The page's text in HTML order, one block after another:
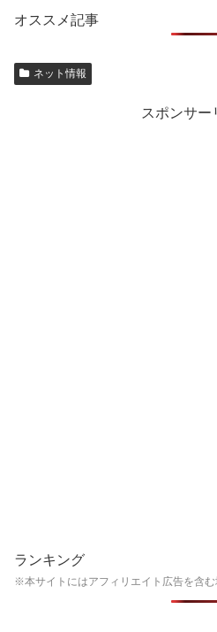
オススメ記事
ネット情報
スポンサー
ランキング
※本サイトにはアフィリエイト広告を含む